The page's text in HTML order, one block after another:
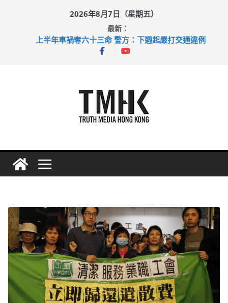
2026年8月7日（星期五）
最新：
上半年車禍奪六十三命 警方：下週起嚴打交通違例
性罪行修例獲九成支持 鄧炳強：爭取今屆任期內完成立法